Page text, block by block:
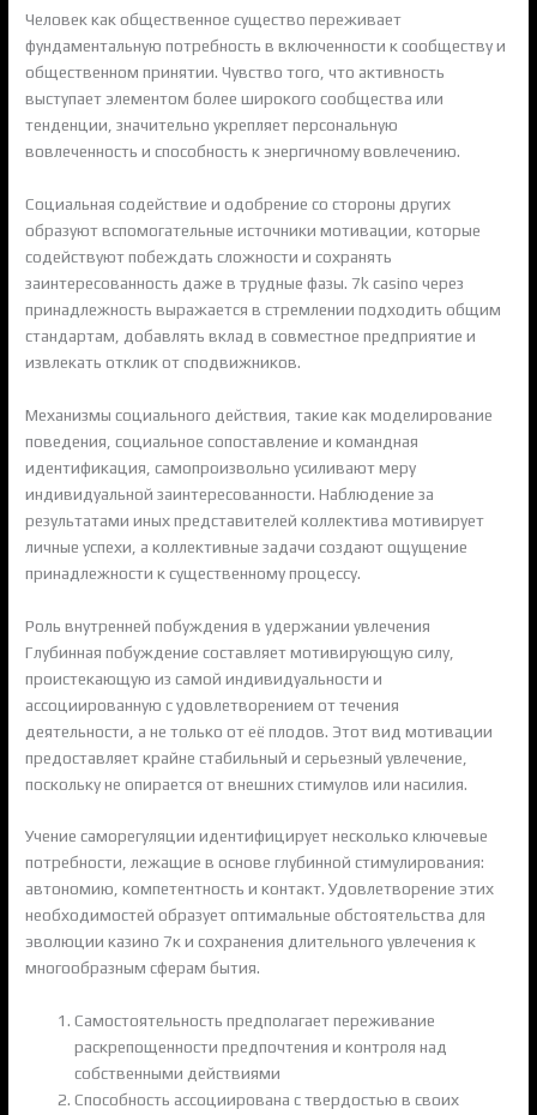
Человек как общественное существо переживает
фундаментальную потребность в включенности к сообществу и
общественном принятии. Чувство того, что активность
выступает элементом более широкого сообщества или
тенденции, значительно укрепляет персональную
вовлеченность и способность к энергичному вовлечению.
Социальная содействие и одобрение со стороны других
образуют вспомогательные источники мотивации, которые
содействуют побеждать сложности и сохранять
заинтересованность даже в трудные фазы. 7k casino через
принадлежность выражается в стремлении подходить общим
стандартам, добавлять вклад в совместное предприятие и
извлекать отклик от сподвижников.
Механизмы социального действия, такие как моделирование
поведения, социальное сопоставление и командная
идентификация, самопроизвольно усиливают меру
индивидуальной заинтересованности. Наблюдение за
результатами иных представителей коллектива мотивирует
личные успехи, а коллективные задачи создают ощущение
принадлежности к существенному процессу.
Роль внутренней побуждения в удержании увлечения
Глубинная побуждение составляет мотивирующую силу,
проистекающую из самой индивидуальности и
ассоциированную с удовлетворением от течения
деятельности, а не только от её плодов. Этот вид мотивации
предоставляет крайне стабильный и серьезный увлечение,
поскольку не опирается от внешних стимулов или насилия.
Учение саморегуляции идентифицирует несколько ключевые
потребности, лежащие в основе глубинной стимулирования:
автономию, компетентность и контакт. Удовлетворение этих
необходимостей образует оптимальные обстоятельства для
эволюции казино 7к и сохранения длительного увлечения к
многообразным сферам бытия.
Самостоятельность предполагает переживание
раскрепощенности предпочтения и контроля над
собственными действиями
Способность ассоциирована с твердостью в своих